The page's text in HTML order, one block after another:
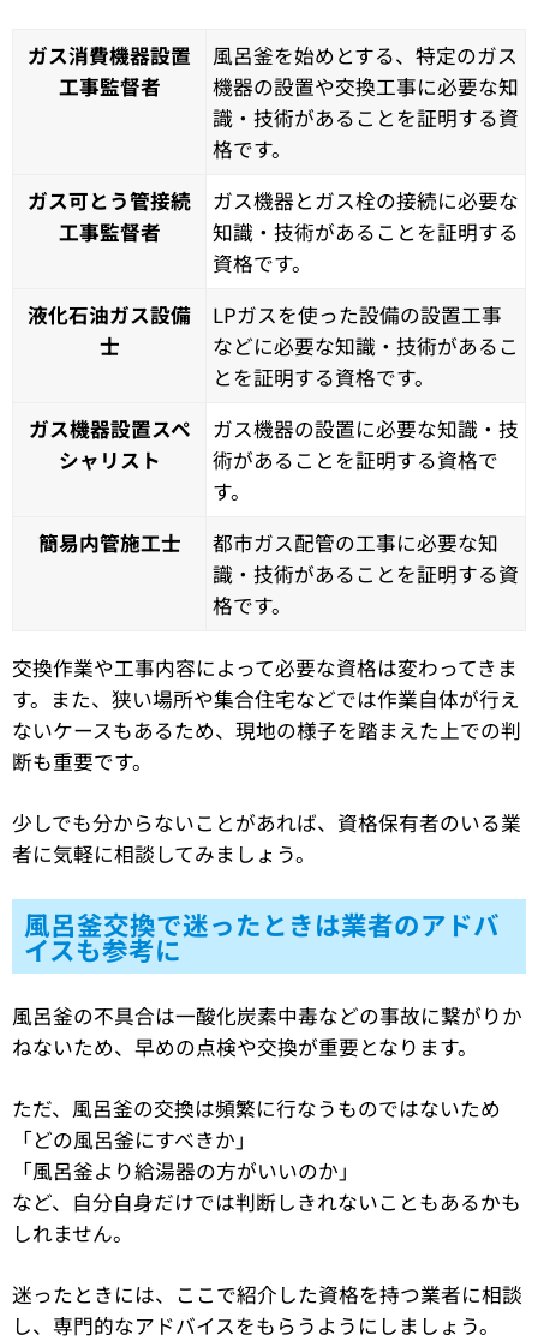
ガス消費機器設置
工事監督者
風呂釜を始めとする、特定のガス
機器の設置や交換工事に必要な知
識・技術があることを証明する資
格です。
ガス可とう管接続
工事監督者
ガス機器とガス栓の接続に必要な
知識・技術があることを証明する
資格です。
液化石油ガス設備
士
LPガスを使った設備の設置工事
などに必要な知識・技術があるこ
とを証明する資格です。
ガス機器設置スペ
シャリスト
ガス機器の設置に必要な知識・技
術があることを証明する資格で
す。
簡易内管施工士
都市ガス配管の工事に必要な知
識・技術があることを証明する資
格です。
交換作業や工事内容によって必要な資格は変わってきま
す。また、狭い場所や集合住宅などでは作業自体が行え
ないケースもあるため、現地の様子を踏まえた上での判
断も重要です。
少しでも分からないことがあれば、資格保有者のいる業
者に気軽に相談してみましょう。
風呂釜交換で迷ったときは業者のアドバ
イスも参考に
風呂釜の不具合は一酸化炭素中毒などの事故に繋がりか
ねないため、早めの点検や交換が重要となります。
ただ、風呂釜の交換は頻繁に行なうものではないため
「どの風呂釜にすべきか」
「風呂釜より給湯器の方がいいのか」
など、自分自身だけでは判断しきれないこともあるかも
しれません。
迷ったときには、ここで紹介した資格を持つ業者に相談
し、専門的なアドバイスをもらうようにしましょう。